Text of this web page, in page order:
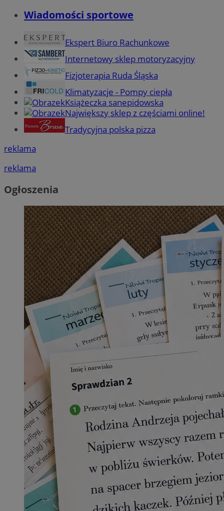
Wiadomości sportowe
Ekspert Biuro Rachunkowe
Internetowy sklep motoryzacyjny
Fizjoterapia Ruda Śląska
Klimatyzacje - Pompy ciepła
Książeczka sanepidowska
Największy sklep z częściami online!
Tradycyjna polska pizza
reklama
reklama
Ogłoszenia